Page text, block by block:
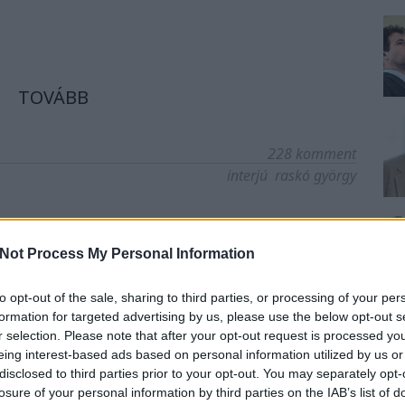
Process My Personal Information
opt-out of the sale, sharing to third parties, or processing of your
for targeted advertising by us, please use the below opt-out
selection. Please note that after your opt-out request is processed
interest-based ads based on personal information utilized by us
to third parties prior to your opt-out. You may separately
of your personal information by third parties on the IAB’s list of
TOVÁBB
228 komment
interjú raskó györgy
az egekbe emelte
nyilvánosan alázta
kormánypropagandában kitört az üdvrivalgás. Kár,